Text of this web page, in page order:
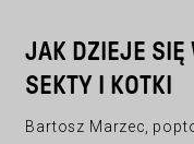
JAK DZIEJE SIĘ
SEKTY I KOTKI
Bartosz Marzec,